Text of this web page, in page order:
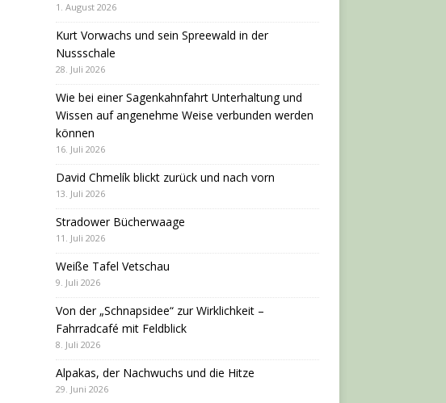
1. August 2026
Kurt Vorwachs und sein Spreewald in der
Nussschale
28. Juli 2026
Wie bei einer Sagenkahnfahrt Unterhaltung und
Wissen auf angenehme Weise verbunden werden
können
16. Juli 2026
David Chmelík blickt zurück und nach vorn
13. Juli 2026
Stradower Bücherwaage
11. Juli 2026
Weiße Tafel Vetschau
9. Juli 2026
Von der „Schnapsidee“ zur Wirklichkeit –
Fahrradcafé mit Feldblick
8. Juli 2026
Alpakas, der Nachwuchs und die Hitze
29. Juni 2026